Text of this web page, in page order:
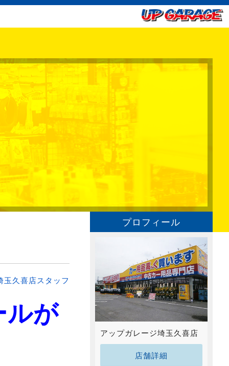
玉久喜店スタッフ
ルが
プロフィール
アップガレージ埼玉久喜店
店舗詳細